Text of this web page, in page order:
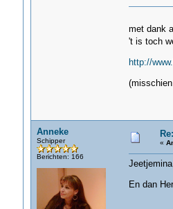
met dank
't is toch
http://
Anneke
Schipper
Berichten: 166
«
En dan